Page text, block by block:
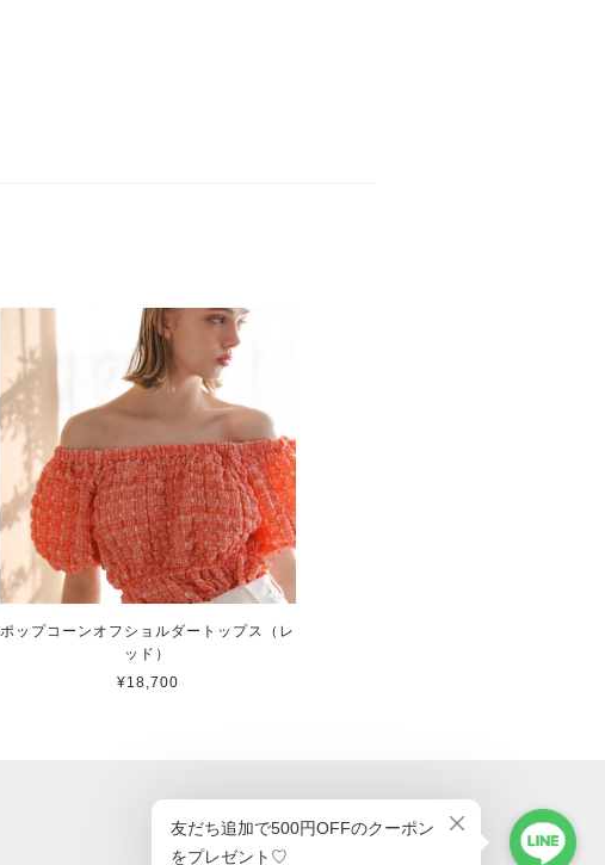
ポップコーンオフショルダートップス（レ
ッド）
¥18,700